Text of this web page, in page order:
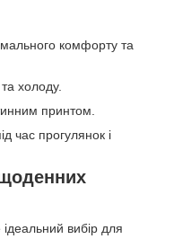
комфорту та
холоду.
принтом.
час прогулянок і
вибір для